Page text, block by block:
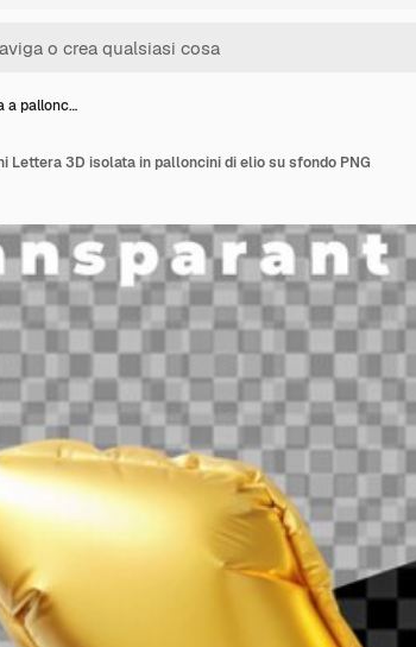
a pallonc…
Lettera 3D isolata in palloncini di elio su sfondo PNG